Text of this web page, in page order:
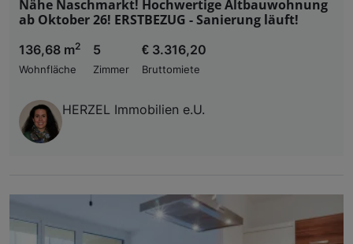
Nähe Naschmarkt! Hochwertige Altbauwohnung
ab Oktober 26! ERSTBEZUG - Sanierung läuft!
136,68 m2
Wohnfläche
5
Zimmer
€ 3.316,20
Bruttomiete
HERZEL Immobilien e.U.